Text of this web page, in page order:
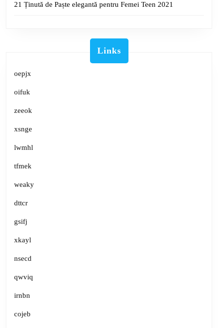
21 Ținută de Paște elegantă pentru Femei Teen 2021
Links
oepjx
oifuk
zeeok
xsnge
lwmhl
tfmek
weaky
dttcr
gsifj
xkayl
nsecd
qwviq
irnbn
cojeb